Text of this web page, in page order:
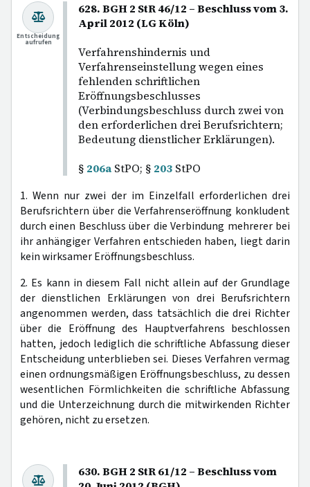
628. BGH 2 StR 46/12 – Beschluss vom 3.
April 2012 (LG Köln)
Verfahrenshindernis und
Verfahrenseinstellung wegen eines
fehlenden schriftlichen
Eröffnungsbeschlusses
(Verbindungsbeschluss durch zwei von
den erforderlichen drei Berufsrichtern;
Bedeutung dienstlicher Erklärungen).
§ 206a StPO; § 203 StPO
Entscheidung
aufrufen
1. Wenn nur zwei der im Einzelfall erforderlichen drei
Berufsrichtern über die Verfahrenseröffnung konkludent
durch einen Beschluss über die Verbindung mehrerer bei
ihr anhängiger Verfahren entschieden haben, liegt darin
kein wirksamer Eröffnungsbeschluss.
2. Es kann in diesem Fall nicht allein auf der Grundlage
der dienstlichen Erklärungen von drei Berufsrichtern
angenommen werden, dass tatsächlich die drei Richter
über die Eröffnung des Hauptverfahrens beschlossen
hatten, jedoch lediglich die schriftliche Abfassung dieser
Entscheidung unterblieben sei. Dieses Verfahren vermag
einen ordnungsmäßigen Eröffnungsbeschluss, zu dessen
wesentlichen Förmlichkeiten die schriftliche Abfassung
und die Unterzeichnung durch die mitwirkenden Richter
gehören, nicht zu ersetzen.
630. BGH 2 StR 61/12 – Beschluss vom